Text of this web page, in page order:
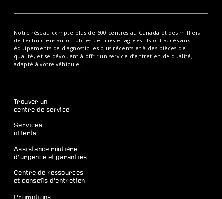
Notre réseau compte plus de 600 centres au Canada et des milliers
de techniciens automobiles certifiés et agréés. Ils ont accès aux
équipements de diagnostic les plus récents et à des pièces de
qualité, et se dévouent à offrir un service d’entretien de qualité,
adapté à votre véhicule.
Trouver un
centre de service
Services
offerts
Assistance routière
d’urgence et garanties
Centre de ressources
et conseils d’entretien
Promotions